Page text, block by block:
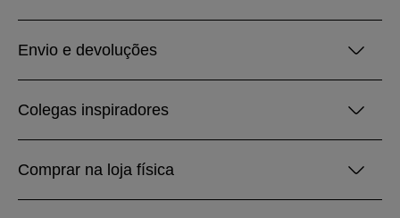
Envio e devoluções
Colegas inspiradores
Comprar na loja física